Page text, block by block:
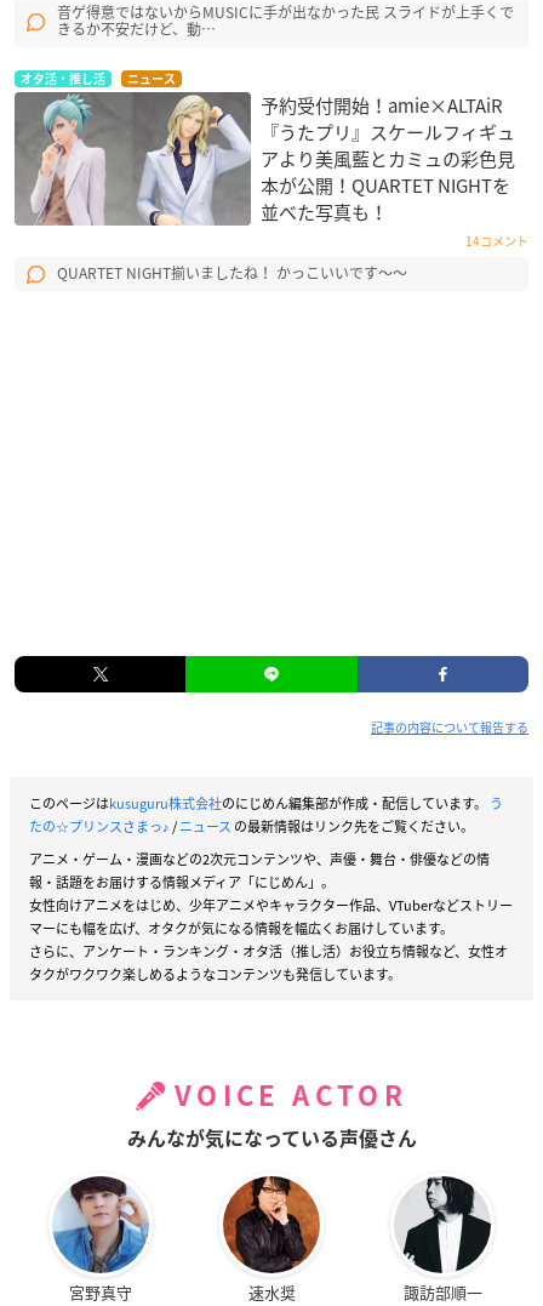
音ゲ得意ではないからMUSICに手が出なかった民 スライドが上手くで
きるか不安だけど、動…
オタ活・推し活 ニュース
予約受付開始！amie×ALTAiR
『うたプリ』スケールフィギュ
アより美風藍とカミュの彩色見
本が公開！QUARTET NIGHT​を
並べた写真も！
14コメント
QUARTET NIGHT揃いましたね！ かっこいいです〜〜
記事の内容について報告する
このページはkusuguru株式会社のにじめん編集部が作成・配信しています。
う
たの☆プリンスさまっ♪/ニュース の最新情報はリンク先をご覧ください。
アニメ・ゲーム・漫画などの2次元コンテンツや、声優・舞台・俳優などの情
報・話題をお届けする情報メディア「にじめん」。
女性向けアニメをはじめ、少年アニメやキャラクター作品、VTuberなどストリー
マーにも幅を広げ、オタクが気になる情報を幅広くお届けしています。
さらに、アンケート・ランキング・オタ活（推し活）お役立ち情報など、女性オ
タクがワクワク楽しめるようなコンテンツも発信しています。
VOICE ACTOR
みんなが気になっている声優さん
宮野真守 速水奨 諏訪部順一